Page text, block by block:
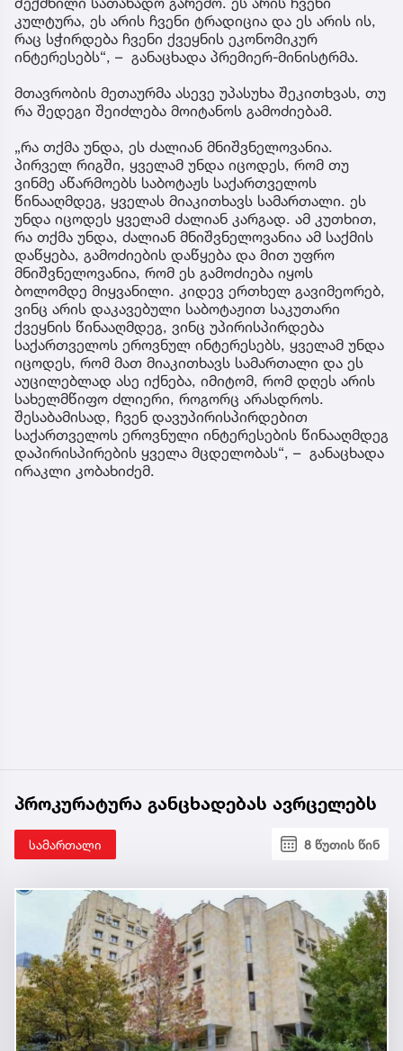
კულტურა, ეს არის ჩვენი ტრადიცია და ეს არის ის,
რაც სჭირდება ჩვენი ქვეყნის ეკონომიკურ
ინტერესებს“, – განაცხადა პრემიერ-მინისტრმა.
მთავრობის მეთაურმა ასევე უპასუხა შეკითხვას, თუ
რა შედეგი შეიძლება მოიტანოს გამოძიებამ.
„რა თქმა უნდა, ეს ძალიან მნიშვნელოვანია.
პირველ რიგში, ყველამ უნდა იცოდეს, რომ თუ
ვინმე აწარმოებს საბოტაჟს საქართველოს
წინააღმდეგ, ყველას მიაკითხავს სამართალი. ეს
უნდა იცოდეს ყველამ ძალიან კარგად. ამ კუთხით,
რა თქმა უნდა, ძალიან მნიშვნელოვანია ამ საქმის
დაწყება, გამოძიების დაწყება და მით უფრო
მნიშვნელოვანია, რომ ეს გამოძიება იყოს
ბოლომდე მიყვანილი. კიდევ ერთხელ გავიმეორებ,
ვინც არის დაკავებული საბოტაჟით საკუთარი
ქვეყნის წინააღმდეგ, ვინც უპირისპირდება
საქართველოს ეროვნულ ინტერესებს, ყველამ უნდა
იცოდეს, რომ მათ მიაკითხავს სამართალი და ეს
აუცილებლად ასე იქნება, იმიტომ, რომ დღეს არის
სახელმწიფო ძლიერი, როგორც არასდროს.
შესაბამისად, ჩვენ დავუპირისპირდებით
საქართველოს ეროვნული ინტერესების წინააღმდეგ
დაპირისპირების ყველა მცდელობას“, – განაცხადა
ირაკლი კობახიძემ.
პროკურატურა განცხადებას ავრცელებს
სამართალი 8 წუთის წინ